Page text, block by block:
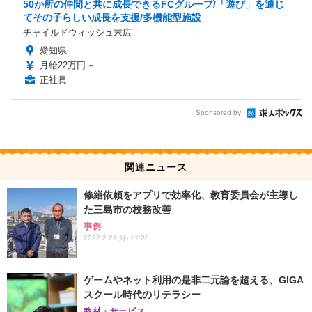
50か所の仲間と共に成長できるFCグループ/「遊び」を通じ
てその子らしい成長を支援/多機能型施設
チャイルドウィッシュ末広
愛知県
月給22万円～
正社員
Sponsored by
関連ニュース
修繕依頼をアプリで効率化、教育委員会が主導し
た三島市の校務改善
事例
2022.2.21(月) 11:20
ゲームやネット利用の是非二元論を超える、GIGA
スクール時代のリテラシー